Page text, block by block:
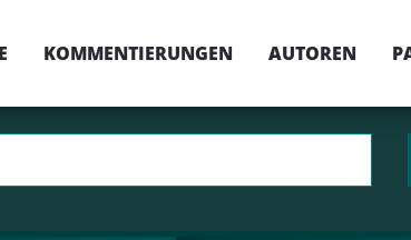
KOMMENTIERUNGEN AUTOREN